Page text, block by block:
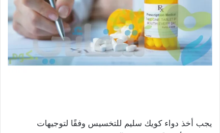
يجب أخذ دواء كويك سليم للتخسيس وفقًا لتوجيهات